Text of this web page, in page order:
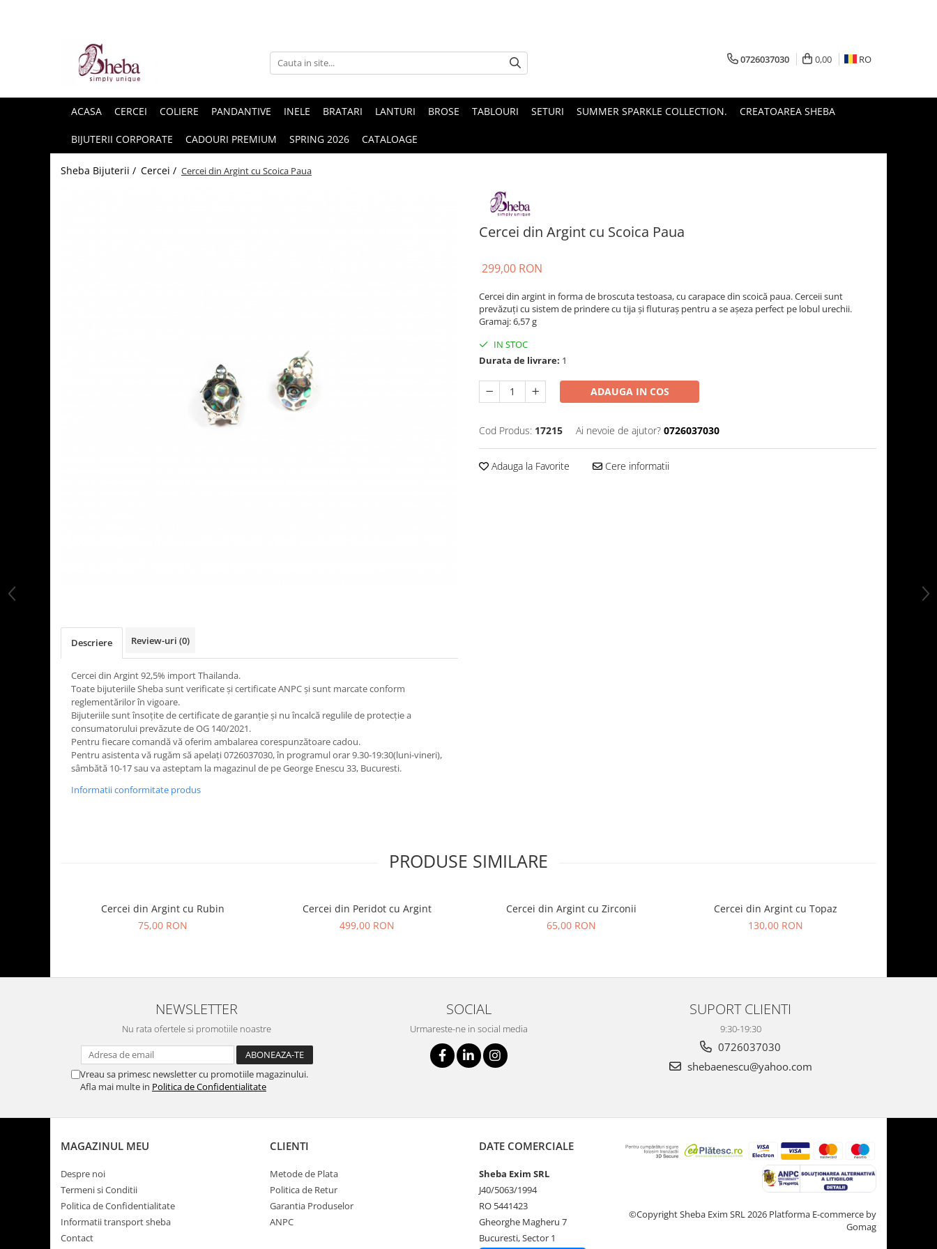
0726037030 0,00 RO
ACASA CERCEI COLIERE PANDANTIVE INELE BRATARI LANTURI BROSE TABLOURI SETURI SUMMER SPARKLE COLLECTION. CREATOAREA SHEBA
BIJUTERII CORPORATE CADOURI PREMIUM SPRING 2026 CATALOAGE
Sheba Bijuterii / Cercei / Cercei din Argint cu Scoica Paua
Cercei din Argint cu Scoica Paua
299,00 RON
Cercei din argint in forma de broscuta testoasa, cu carapace din scoică paua. Cerceii sunt
prevăzuți cu sistem de prindere cu tija și fluturaș pentru a se așeza perfect pe lobul urechii.
Gramaj: 6,57 g
IN STOC
Durata de livrare: 1
ADAUGA IN COS
Cod Produs: 17215 Ai nevoie de ajutor? 0726037030
Adauga la Favorite Cere informatii
Descriere Review-uri (0)
Cercei din Argint 92,5% import Thailanda.
Toate bijuteriile Sheba sunt verificate şi certificate ANPC și sunt marcate conform
reglementărilor în vigoare.
Bijuteriile sunt însoţite de certificate de garanţie și nu încalcă regulile de protecție a
consumatorului prevăzute de OG 140/2021.
Pentru fiecare comandă vă oferim ambalarea corespunzătoare cadou.
Pentru asistenta vă rugăm să apelați 0726037030, în programul orar 9.30-19:30(luni-vineri),
sâmbătă 10-17 sau va asteptam la magazinul de pe George Enescu 33, Bucuresti.
Informatii conformitate produs
PRODUSE SIMILARE
Cercei din Argint cu Rubin
75,00 RON
Cercei din Peridot cu Argint
499,00 RON
Cercei din Argint cu Zirconii
65,00 RON
Cercei din Argint cu Topaz
130,00 RON
NEWSLETTER
Nu rata ofertele si promotiile noastre
Vreau sa primesc newsletter cu promotiile magazinului.
Afla mai multe in Politica de Confidentialitate
SOCIAL
Urmareste-ne in social media
SUPORT CLIENTI
9:30-19:30
0726037030
shebaenescu@yahoo.com
MAGAZINUL MEU
Despre noi
Termeni si Conditii
Politica de Confidentialitate
Informatii transport sheba
Contact
CLIENTI
Metode de Plata
Politica de Retur
Garantia Produselor
ANPC
DATE COMERCIALE
Sheba Exim SRL
J40/5063/1994
RO 5441423
Gheorghe Magheru 7
Bucuresti, Sector 1
©Copyright Sheba Exim SRL 2026 Platforma E-commerce by
Gomag